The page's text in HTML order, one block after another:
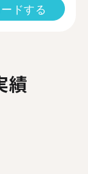
ドする
績